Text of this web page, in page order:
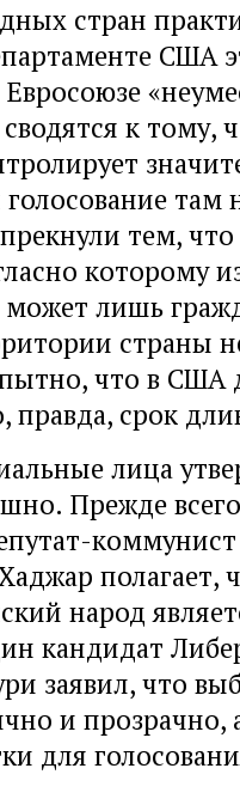
стран
США
Евросоюзе
к тому,
там
тем,
которому
лишь
страны
что в США
правда, срок
лица
Прежде
полагает,
народ
кандидат
заявил, что
и прозрачно,
для